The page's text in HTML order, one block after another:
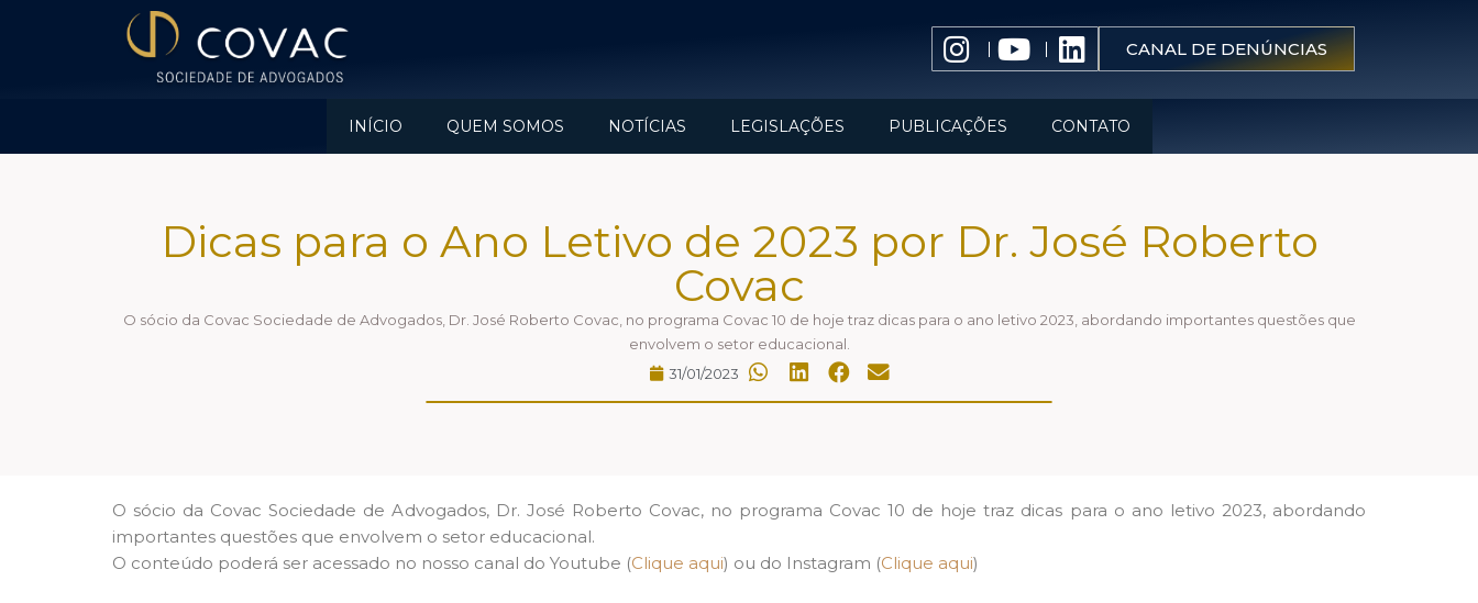
CANAL DE DENÚNCIAS
INÍCIO QUEM SOMOS NOTÍCIAS LEGISLAÇÕES PUBLICAÇÕES CONTATO
Dicas para o Ano Letivo de 2023 por Dr. José Roberto
Covac
O sócio da Covac Sociedade de Advogados, Dr. José Roberto Covac, no programa Covac 10 de hoje traz dicas para o ano letivo 2023, abordando importantes questões que
envolvem o setor educacional.
31/01/2023
O sócio da Covac Sociedade de Advogados, Dr. José Roberto Covac, no programa Covac 10 de hoje traz dicas para o ano letivo 2023, abordando
importantes questões que envolvem o setor educacional.
O conteúdo poderá ser acessado no nosso canal do Youtube (Clique aqui) ou do Instagram (Clique aqui)